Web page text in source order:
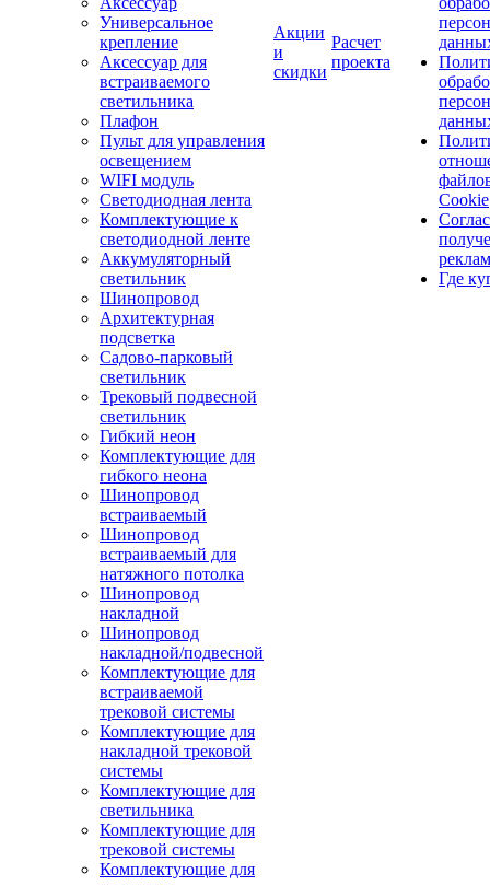
Универсальное
крепление
Аксессуар для
встраиваемого
светильника
Плафон
Пульт для управления
освещением
WIFI модуль
Светодиодная лента
Комплектующие к
светодиодной ленте
Аккумуляторный
светильник
Шинопровод
Архитектурная
подсветка
Садово-парковый
светильник
Трековый подвесной
светильник
Гибкий неон
Комплектующие для
гибкого неона
Шинопровод
встраиваемый
Шинопровод
встраиваемый для
натяжного потолка
Шинопровод
накладной
Шинопровод
накладной/подвесной
Комплектующие для
встраиваемой
трековой системы
Комплектующие для
накладной трековой
системы
Комплектующие для
светильника
Комплектующие для
трековой системы
Комплектующие для
Акции
и
скидки
Расчет
проекта
Cookie
Где